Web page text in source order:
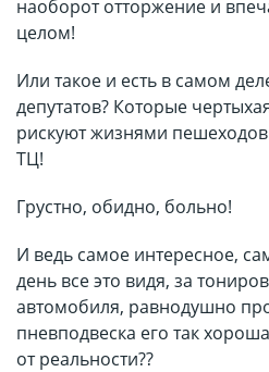
наоборот отторжение и
целом!
Или такое и есть в самом
депутатов? Которые
рискуют жизнями
ТЦ!
Грустно, обидно, больно!
И ведь самое интересное,
день все это видя, за
автомобиля, равнодушно
пневподвеска его так
от реальности??